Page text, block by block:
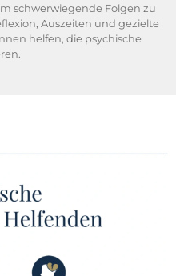
schwerwiegende Folgen zu
Auszeiten und gezielte
helfen, die psychische